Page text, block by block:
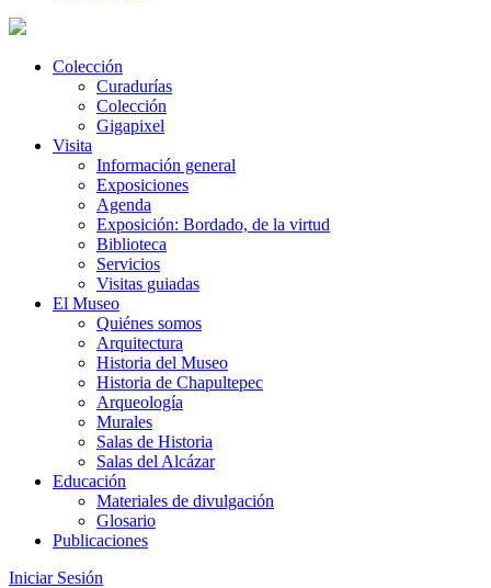
Colección
Curadurías
Colección
Gigapixel
Visita
Información general
Exposiciones
Agenda
Exposición: Bordado, de la virtud
Biblioteca
Servicios
Visitas guiadas
El Museo
Quiénes somos
Arquitectura
Historia del Museo
Historia de Chapultepec
Arqueología
Murales
Salas de Historia
Salas del Alcázar
Educación
Materiales de divulgación
Glosario
Publicaciones
Iniciar Sesión